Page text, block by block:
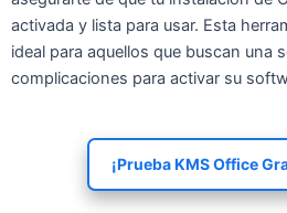
activada y lista para usar. Esta
ideal para aquellos que buscan una
complicaciones para activar su
¡Prueba KMS Office